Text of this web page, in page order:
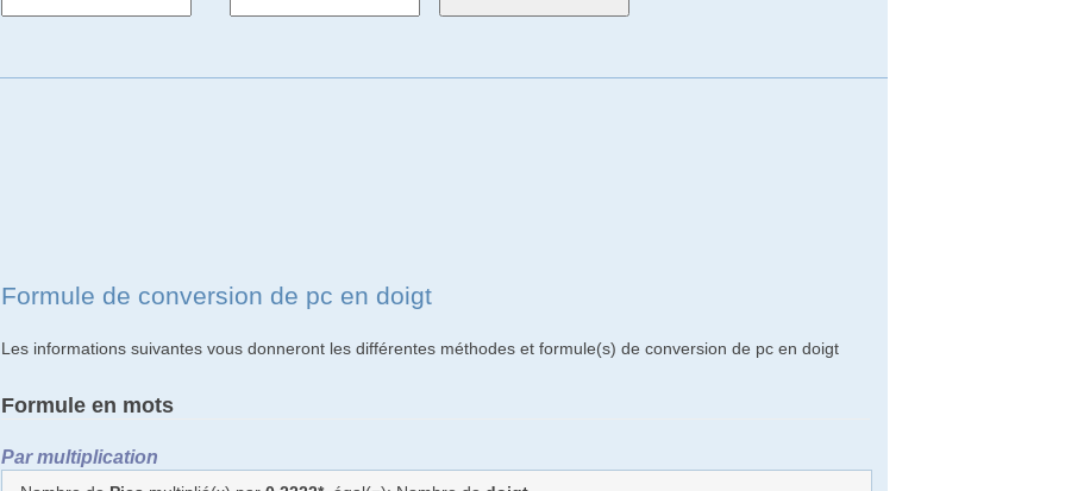
Formule de conversion de pc en doigt
Les informations suivantes vous donneront les différentes méthodes et formule(s) de conversion de pc en doigt
Formule en mots
Par multiplication